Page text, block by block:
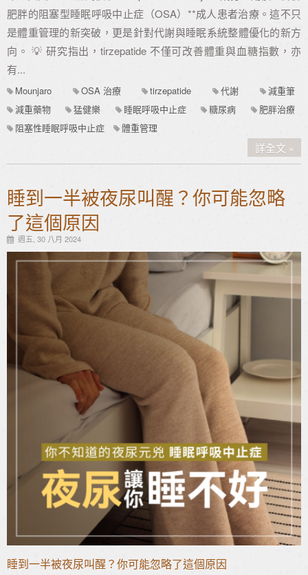
肥胖的阻塞型睡眠呼吸中止症（OSA）**成人患者治療。這不只
是體重管理的新突破，更是針對代謝與睡眠系統整體優化的新方
向。 💡 研究指出，tirzepatide 不僅可改善體重與血糖指數，亦
有...
Mounjaro OSA 治療 tirzepatide 代謝
減重筆
減重藥物
猛健樂 睡眠呼吸中止症 糖尿病
肥胖治療
阻塞性睡眠呼吸中止症
體重管理
詳全文
睡到一半被夜尿叫醒？你可能忽略
了這個原因
週五, 30 八月 2024
睡到一半被夜尿叫醒？你可能忽略了這個原因